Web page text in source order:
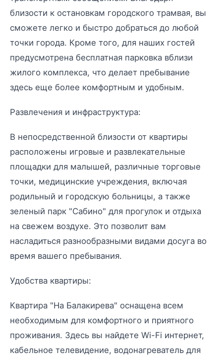
близости к остановкам городского трамвая, вы
сможете легко и быстро добраться до любой
точки города. Кроме того, для наших гостей
предусмотрена бесплатная парковка вблизи
жилого комплекса, что делает пребывание
здесь еще более комфортным и удобным.
Развлечения и инфраструктура:
В непосредственной близости от квартиры
расположены игровые и развлекательные
площадки для малышей, различные торговые
точки, медицинские учреждения, включая
родильный и городскую больницы, а также
зеленый парк "Сабино" для прогулок и отдыха
на свежем воздухе. Это позволит вам
насладиться разнообразными видами досуга во
время вашего пребывания.
Удобства квартиры:
Квартира "На Балакирева" оснащена всем
необходимым для комфортного и приятного
проживания. Здесь вы найдете Wi-Fi интернет,
кабельное телевидение, водонагреватель для